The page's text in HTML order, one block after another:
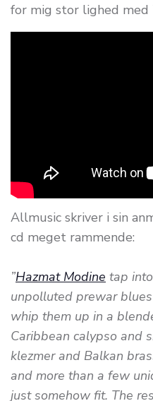
for mig stor lighed med
Allmusic skriver i sin
cd meget rammende:
”Hazmat Modine tap
unpolluted prewar
whip them up in a
Caribbean calypso and
klezmer and Balkan
and more than a few
just somehow fit. The